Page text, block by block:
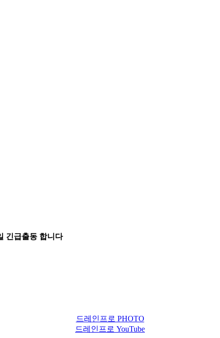
긴급출동 합니다
드레인프로 PHOTO
드레인프로 YouTube